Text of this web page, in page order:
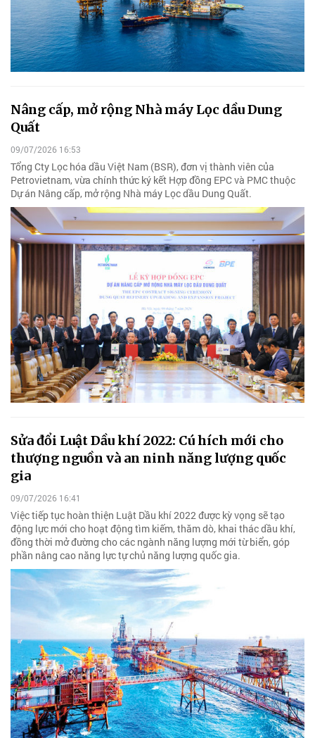
Nâng cấp, mở rộng Nhà máy Lọc dầu Dung
Quất
09/07/2026 16:53
Tổng Cty Lọc hóa dầu Việt Nam (BSR), đơn vị thành viên của
Petrovietnam, vừa chính thức ký kết Hợp đồng EPC và PMC thuộc
Dự án Nâng cấp, mở rộng Nhà máy Lọc dầu Dung Quất.
Sửa đổi Luật Dầu khí 2022: Cú hích mới cho
thượng nguồn và an ninh năng lượng quốc
gia
09/07/2026 16:41
Việc tiếp tục hoàn thiện Luật Dầu khí 2022 được kỳ vọng sẽ tạo
động lực mới cho hoạt động tìm kiếm, thăm dò, khai thác dầu khí,
đồng thời mở đường cho các ngành năng lượng mới từ biển, góp
phần nâng cao năng lực tự chủ năng lượng quốc gia.